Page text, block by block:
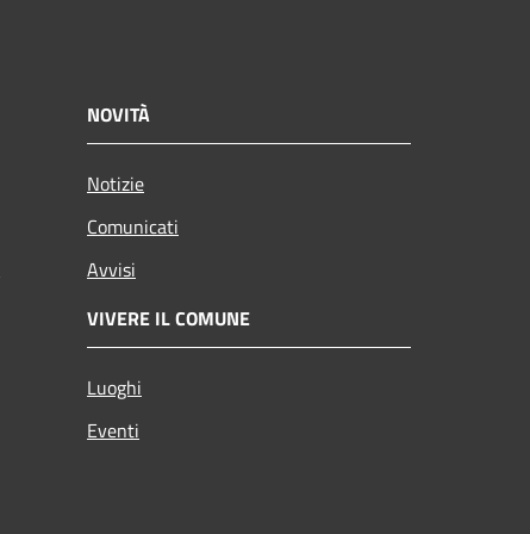
NOVITÀ
Notizie
Comunicati
Avvisi
VIVERE IL COMUNE
Luoghi
Eventi